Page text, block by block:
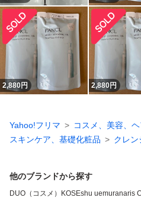
2,880円 2,880円
Yahoo!フリマ
コスメ、美容、
スキンケア、基礎化粧品
クレン
他のブランドから探す
DUO（コスメ） KOSEshu uemuranaris